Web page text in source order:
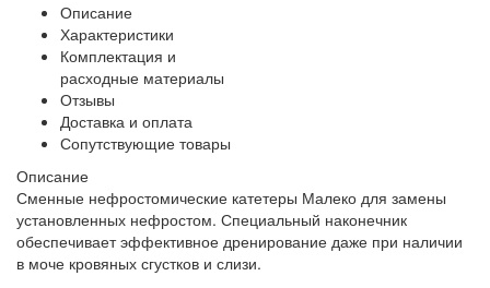
Описание
Характеристики
Комплектация и
расходные материалы
Отзывы
Доставка и оплата
Сопутствующие товары
Описание
Сменные нефростомические катетеры Малеко для замены
установленных нефростом. Специальный наконечник
обеспечивает эффективное дренирование даже при наличии
в моче кровяных сгустков и слизи.